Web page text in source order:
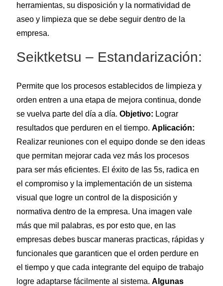
herramientas, su disposición y la normatividad de
aseo y limpieza que se debe seguir dentro de la
empresa.
Seiktketsu – Estandarización:
Permite que los procesos establecidos de limpieza y
orden entren a una etapa de mejora continua, donde
se vuelva parte del día a día. Objetivo: Lograr
resultados que perduren en el tiempo. Aplicación:
Realizar reuniones con el equipo donde se den ideas
que permitan mejorar cada vez más los procesos
para ser más eficientes. El éxito de las 5s, radica en
el compromiso y la implementación de un sistema
visual que logre un control de la disposición y
normativa dentro de la empresa. Una imagen vale
más que mil palabras, es por esto que, en las
empresas debes buscar maneras practicas, rápidas y
funcionales que garanticen que el orden perdure en
el tiempo y que cada integrante del equipo de trabajo
logre adaptarse fácilmente al sistema. Algunas